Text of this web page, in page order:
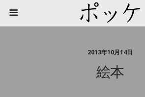
2013年10月14日
絵本